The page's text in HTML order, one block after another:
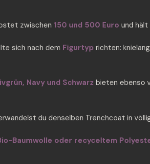
zwischen 150 und 500 Euro und
sich nach dem Figurtyp richten:
Navy und Schwarz bieten ebenso
du denselben Trenchcoat in
Baumwolle oder recyceltem